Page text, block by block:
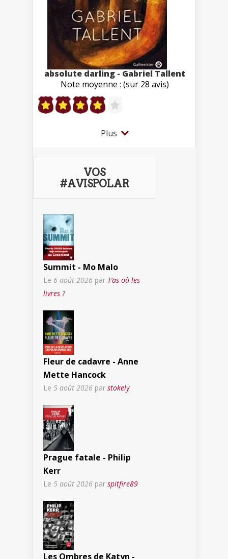
absolute darling - Gabriel Tallent
Note moyenne : (sur 28 avis)
Plus
VOS
#AVISPOLAR
Summit - Mo Malo
Le 6 août 2026 par T’as où les
livres ?
Fleur de cadavre - Anne
Mette Hancock
Le 5 août 2026 par stokely
Prague fatale - Philip
Kerr
Le 5 août 2026 par spitfire89
Les Ombres de Katyn -